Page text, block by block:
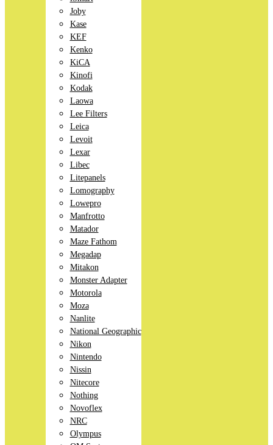
Joby
Kase
KEF
Kenko
KiCA
Kinofi
Kodak
Laowa
Lee Filters
Leica
Levoit
Lexar
Libec
Litepanels
Lomography
Lowepro
Manfrotto
Matador
Maze Fathom
Megadap
Mitakon
Monster Adapter
Motorola
Moza
Nanlite
National Geographic
Nikon
Nintendo
Nissin
Nitecore
Nothing
Novoflex
NRC
Olympus